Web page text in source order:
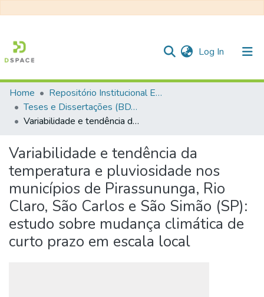
Log In (current)
Communities & Collections
All of DSpace
Statistics
Home
Repositório Institucional EESC
Teses e Dissertações (BDTD USP)
Variabilidade e tendência da temperatura e pluviosidade nos municípios de Pirassununga, Rio Claro, São Carlos e São Simão (SP): estudo sobre mudança climática de curto prazo em escala local
Variabilidade e tendência da
temperatura e pluviosidade nos
municípios de Pirassununga, Rio
Claro, São Carlos e São Simão (SP):
estudo sobre mudança climática de
curto prazo em escala local